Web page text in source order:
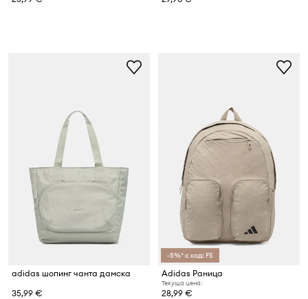
adidas шопинг чанта дамска
35,99 €
-5%* с код: FS
Adidas Раница
Текуща цена:
28,99 €